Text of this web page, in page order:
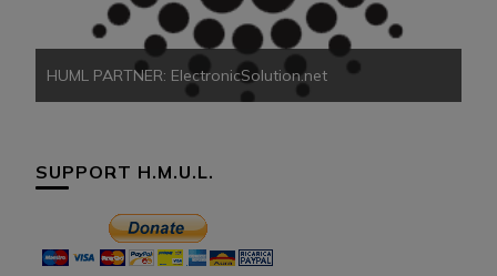
HUML PARTNER: ElectronicSolution.net
SUPPORT H.M.U.L.